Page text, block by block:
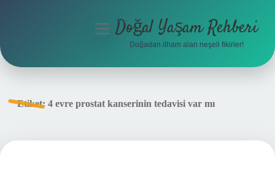
menüyüDoğal Yaşam Rehberi
Doğadan ilham alan neşeli fikirler!
Etiket: 4 evre prostat kanserinin tedavisi var mı